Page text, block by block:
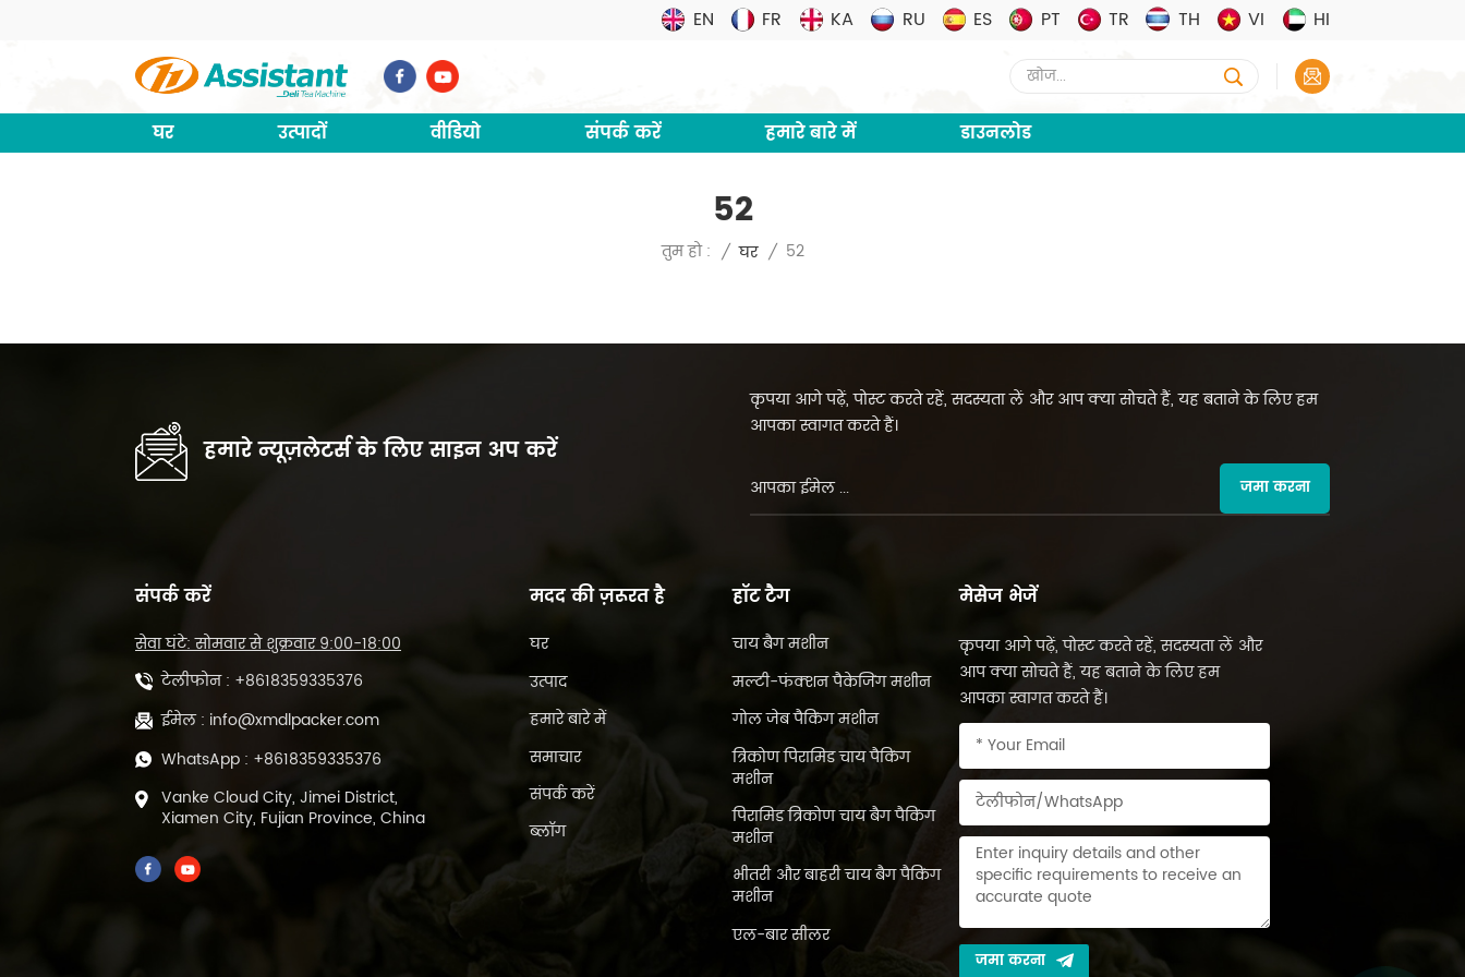
EN FR KA RU ES PT TR TH VI HI
घर उत्पादों वीडियो संपर्क करें हमारे बारे में डाउनलोड
52
तुम हो : / घर / 52
हमारे न्यूज़लेटर्स के लिए साइन अप करें
कृपया आगे पढ़ें, पोस्ट करते रहें, सदस्यता लें और आप क्या सोचते हैं, यह बताने के लिए हम
आपका स्वागत करते हैं।
जमा करना
संपर्क करें
सेवा घंटे: सोमवार से शुक्रवार 9:00-18:00
टेलीफोन : +8618359335376
ईमेल : info@xmdlpacker.com
WhatsApp : +8618359335376
Vanke Cloud City, Jimei District,
Xiamen City, Fujian Province, China
मदद की ज़रूरत है
घर
उत्पाद
हमारे बारे में
समाचार
संपर्क करें
ब्लॉग
हॉट टैग
चाय बैग मशीन
मल्टी-फंक्शन पैकेजिंग मशीन
गोल जेब पैकिंग मशीन
त्रिकोण पिरामिड चाय पैकिंग
मशीन
पिरामिड त्रिकोण चाय बैग पैकिंग
मशीन
भीतरी और बाहरी चाय बैग पैकिंग
मशीन
एल-बार सीलर
मेसेज भेजें
कृपया आगे पढ़ें, पोस्ट करते रहें, सदस्यता लें और
आप क्या सोचते हैं, यह बताने के लिए हम
आपका स्वागत करते हैं।
जमा करना